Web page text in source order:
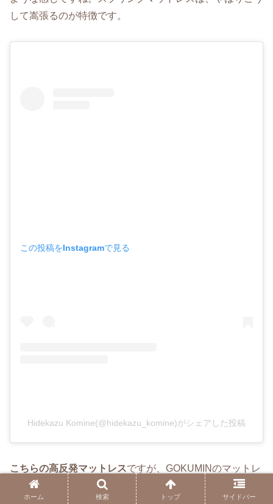
して嵩張るのが特徴です。
この投稿をInstagramで見る
Hidekazu Komine(@hidekazu_komine)がシェアした投稿
こちらの高反発マットレスですが、GOKUMINのマットレ
スは機能としては１層で、単純に高反発のみ、となりま
ホーム 検索 トップ サイドバー